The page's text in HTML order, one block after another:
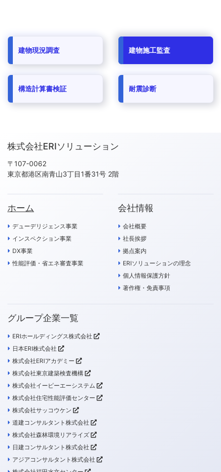
建物現況調査 建物施工監査
構造計算書検証 耐震診断
株式会社ERIソリューション
〒107-0062
東京都港区南青山3丁目1番31号 2階
ホーム
デューデリジェンス事業
インスペクション事業
DX事業
性能評価・省エネ審査事業
会社情報
会社概要
社長挨拶
拠点案内
ERIソリューションの理念
個人情報保護方針
著作権・免責事項
グループ企業一覧
ERIホールディングス株式会社
日本ERI株式会社
株式会社ERIアカデミー
株式会社東京建築検査機構
株式会社イーピーエーシステム
株式会社住宅性能評価センター
株式会社サッコウケン
道建コンサルタント株式会社
株式会社森林環境リアライズ
日建コンサルタント株式会社
アジアコンサルタント株式会社